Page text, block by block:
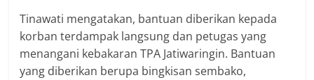
Tinawati mengatakan, bantuan diberikan kepada
korban terdampak langsung dan petugas yang
menangani kebakaran TPA Jatiwaringin. Bantuan
yang diberikan berupa bingkisan sembako,